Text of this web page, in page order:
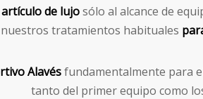
de lujosólo al alcance de
tratamientos habituales
Alavésfundamentalmente para
tanto del primer equipo como